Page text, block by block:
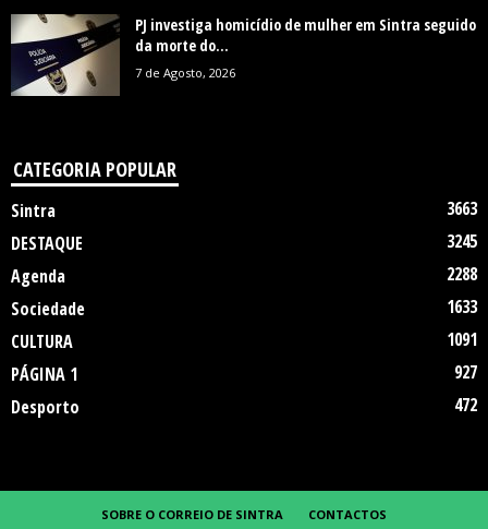
PJ investiga homicídio de mulher em Sintra seguido
da morte do...
7 de Agosto, 2026
CATEGORIA POPULAR
Sintra
3663
DESTAQUE
3245
Agenda
2288
Sociedade
1633
CULTURA
1091
PÁGINA 1
927
Desporto
472
SOBRE O CORREIO DE SINTRA CONTACTOS